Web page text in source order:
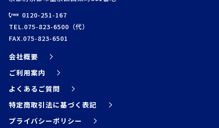
0120-251-167
TEL.075-823-6500（代）
FAX.075-823-6501
会社概要
ご利用案内
よくあるご質問
特定商取引法に基づく表記
プライバシーポリシー